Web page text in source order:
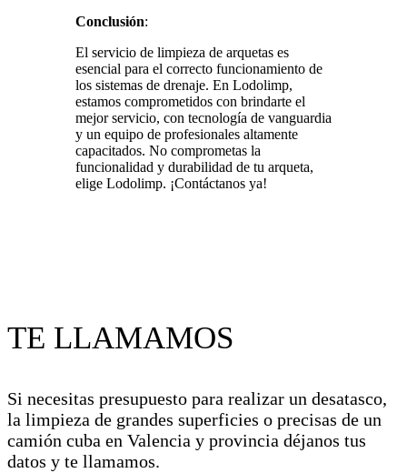
Conclusión:
El servicio de limpieza de arquetas es
esencial para el correcto funcionamiento de
los sistemas de drenaje. En Lodolimp,
estamos comprometidos con brindarte el
mejor servicio, con tecnología de vanguardia
y un equipo de profesionales altamente
capacitados. No comprometas la
funcionalidad y durabilidad de tu arqueta,
elige Lodolimp. ¡Contáctanos ya!
TE LLAMAMOS
Si necesitas presupuesto para realizar un desatasco,
la limpieza de grandes superficies o precisas de un
camión cuba en Valencia y provincia déjanos tus
datos y te llamamos.